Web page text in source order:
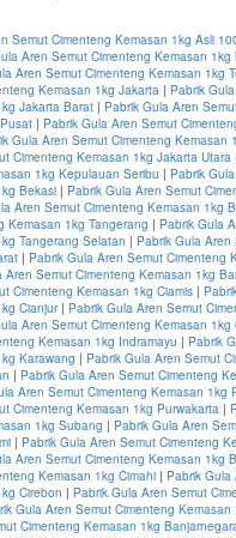
Semut Cimenteng Kemasan 1kg Asli
Aren Semut Cimenteng Kemasan 1kg
Aren Semut Cimenteng Kemasan 1kg
Kemasan 1kg Jakarta | Pabrik
Jakarta Barat | Pabrik Gula Aren
| Pabrik Gula Aren Semut
Gula Aren Semut Cimenteng Kemasan
Cimenteng Kemasan 1kg Jakarta Utara
1kg Kepulauan Seribu | Pabrik
Bekasi | Pabrik Gula Aren Semut
Aren Semut Cimenteng Kemasan 1kg
Kemasan 1kg Tangerang | Pabrik Gula
Tangerang Selatan | Pabrik Gula Aren
| Pabrik Gula Aren Semut Cimenteng
Aren Semut Cimenteng Kemasan 1kg
Cimenteng Kemasan 1kg Ciamis |
Cianjur| Pabrik Gula Aren Semut
Aren Semut Cimenteng Kemasan 1kg
Kemasan 1kg Indramayu | Pabrik
Karawang | Pabrik Gula Aren Semut
| Pabrik Gula Aren Semut Cimenteng
Aren Semut Cimenteng Kemasan 1kg
Cimenteng Kemasan 1kg Purwakarta |
1kg Subang | Pabrik Gula Aren
| Pabrik Gula Aren Semut Cimenteng
Aren Semut Cimenteng Kemasan 1kg
Kemasan 1kg Cimahi | Pabrik Gula
Cirebon | Pabrik Gula Aren Semut
Gula Aren Semut Cimenteng Kemasan
Cimenteng Kemasan 1kg